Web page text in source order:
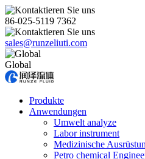
86-025-5119 7362
sales@runzeliuti.com
Global
Produkte
Anwendungen
Umwelt analyze
Labor instrument
Medizinische
Petro chemical